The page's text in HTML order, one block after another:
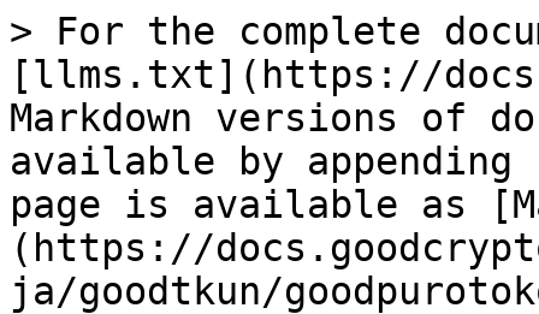
> For the complete
[llms.txt](https://
Markdown versions of
available by
page is available as
(https://
ja/goodtkun/